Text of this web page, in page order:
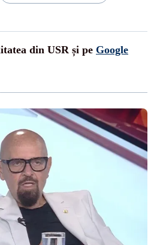
din USR și pe Google